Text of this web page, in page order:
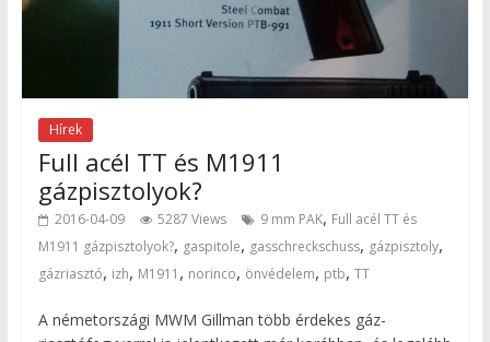
Hírek
Full acél TT és M1911
gázpisztolyok?
2016-04-09 5287 Views 9 mm PAK, Full acél TT és
M1911 gázpisztolyok?, gaspitole, gasschreckschuss, gázpisztoly,
gázriasztó, izh, M1911 , norinco, önvédelem, ptb, TT
A németországi MWM Gillman több érdekes gáz-